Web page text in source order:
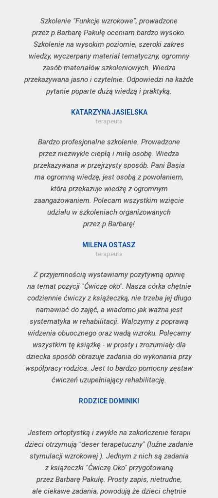
Szkolenie "Funkcje wzrokowe", prowadzone
przez p.Barbarę Pakułę oceniam bardzo wysoko.
Szkolenie na wysokim poziomie, szeroki zakres
wiedzy, wyczerpany materiał tematyczny, ogromny
zasób materiałów szkoleniowych. Wiedza
przekazywana jasno i czytelnie. Odpowiedzi na każde
pytanie poparte dużą wiedzą i praktyką.
KATARZYNA JASIELSKA
terapeuta
Bardzo profesjonalne szkolenie. Prowadzone
przez niezwykle ciepłą i miłą osobę. Wiedza
przekazywana w przejrzysty sposób. Pani Basia
ma ogromną wiedzę, jest osobą z powołaniem,
która przekazuje wiedzę z ogromnym
zaangażowaniem. Polecam wszystkim wzięcie
udziału w szkoleniach organizowanych
przez p.Barbarę!
MILENA OSTASZ
terapeuta
Z przyjemnością wystawiamy pozytywną opinię
na temat pozycji "Ćwiczę oko". Nasza córka chętnie
codziennie ćwiczy z książeczką, nie trzeba jej długo
namawiać do zajęć, a wiadomo jak ważna jest
systematyka w rehabilitacji. Walczymy z poprawą
widzenia obuocznego oraz wadą wzroku. Polecamy
wszystkim tę książkę - w prosty i zrozumiały dla
dziecka sposób obrazuje zadania do wykonania przy
współpracy rodzica. Jest to bardzo pomocny zestaw
ćwiczeń uzupełniający rehabilitację.
RODZICE DOMINIKI
Jestem ortoptystką i zwykle na zakończenie terapii
dzieci otrzymują "deser terapetuczny" (luźne zadanie
stymulacji wzrokowej ). Jednym z nich są zadania
z książeczki "Ćwiczę Oko" przygotowaną
przez Barbarę Pakułę. Prosty zapis, nietrudne,
ale ciekawe zadania, powodują że dzieci chętnie